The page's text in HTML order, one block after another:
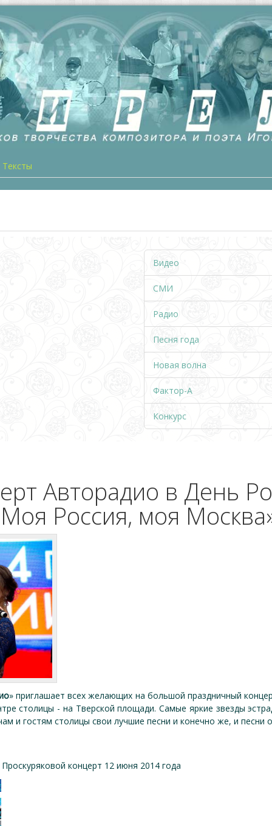
Тексты
Видео
СМИ
Радио
Песня года
Новая волна
Фактор-А
Конкурс
Авторадио в День
Россия, моя
» приглашает всех желающих на большой праздничный
столицы - на Тверской площади. Самые яркие звезды
и гостям столицы свои лучшие песни и конечно же, и песни
концерт 12 июня 2014 года